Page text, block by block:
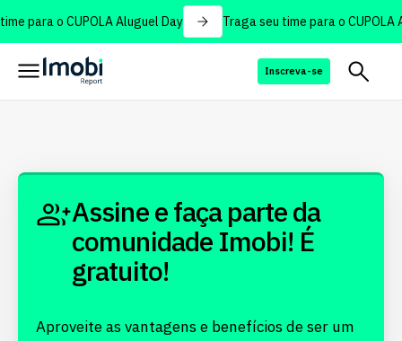
para o CUPOLA Aluguel Day Traga seu time para o CUPOLA
Inscreva-se
Assine e faça parte da
comunidade Imobi! É
gratuito!
Aproveite as vantagens e benefícios de ser um